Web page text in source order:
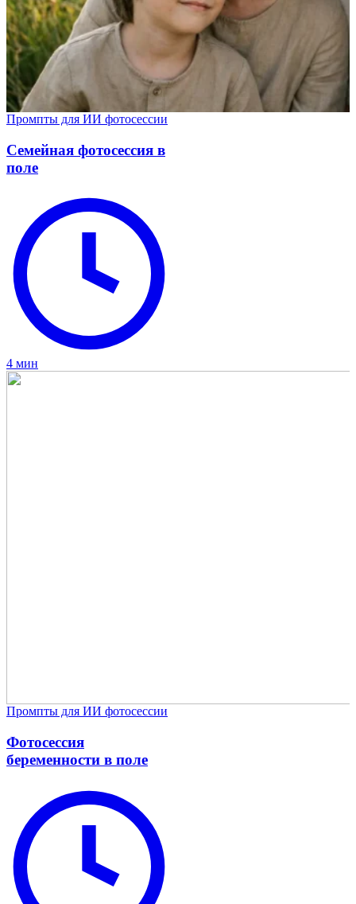
Промпты для ИИ фотосессии
Семейная фотосессия в
поле
4 мин
Промпты для ИИ фотосессии
Фотосессия
беременности в поле